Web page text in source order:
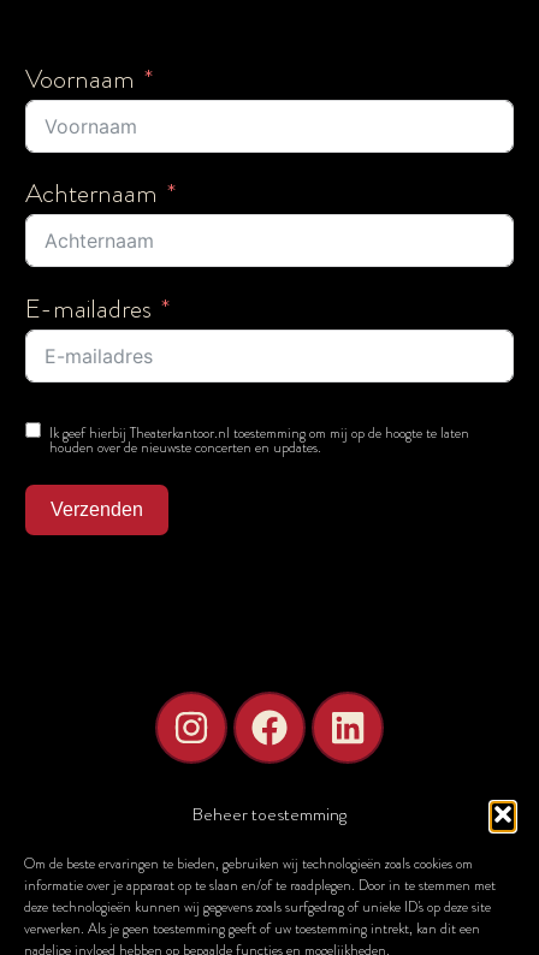
Beheer toestemming
Om de beste ervaringen te bieden, gebruiken wij technologieën zoals cookies om
informatie over je apparaat op te slaan en/of te raadplegen. Door in te stemmen met
deze technologieën kunnen wij gegevens zoals surfgedrag of unieke ID's op deze site
verwerken. Als je geen toestemming geeft of uw toestemming intrekt, kan dit een
nadelige invloed hebben op bepaalde functies en mogelijkheden.
Voornaam
Achternaam
E-mailadres
Ik geef hierbij Theaterkantoor.nl toestemming om mij op de hoogte te laten
houden over de nieuwste concerten en updates.
Verzenden
STELLAE Concerts van Theaterkantoor – alle rechten voorbehouden.
Klik hier voor onze algemene voorwaarden.
HOME OVER ONZE STELLAE CONCERTEN AGENDA